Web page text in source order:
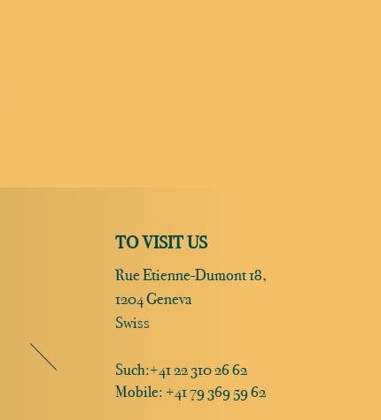
TO VISIT US
Rue Etienne-Dumont 18,
1204 Geneva
Swiss
Such:+41 22 310 26 62
Mobile: +41 79 369 59 62